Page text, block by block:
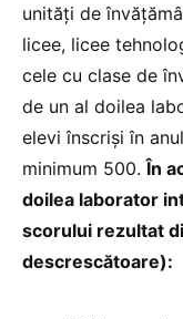
unități de
licee, licee
cele cu clase de
de un al doilea
elevi înscriși în
minimum 500.În
doilea laborator
scorului rezultat
descrescătoare):